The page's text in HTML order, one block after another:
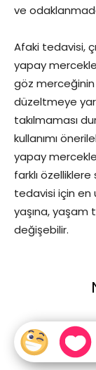
ve
Afaki tedavisi,
yapay
göz
düzeltmeye
takılmaması
kullanımı
yapay
farklı
tedavisi için en
yaşına, yaşam
değişebilir.